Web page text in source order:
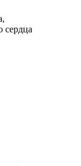
сердца